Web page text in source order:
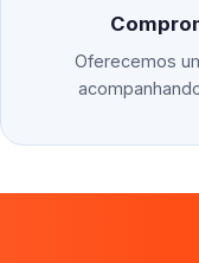
Oferecemos